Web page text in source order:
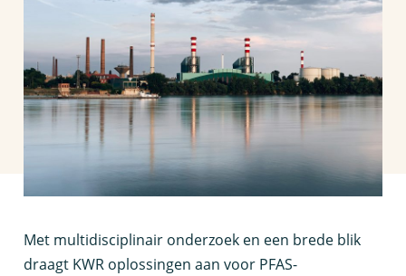
Met multidisciplinair onderzoek en een brede blik
draagt KWR oplossingen aan voor PFAS-